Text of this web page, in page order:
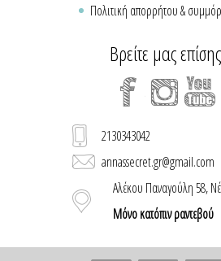
Πολιτική απορρήτου &
Βρείτε μας
2130343042
annassecret.gr@gmail.com
Αλέκου Παναγούλη 58,
Μόνο κατόπιν ραντεβού